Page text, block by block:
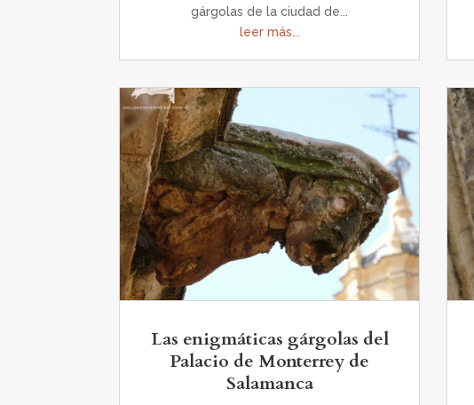
gárgolas de la ciudad de...
leer más...
Las enigmáticas gárgolas del
Palacio de Monterrey de
Salamanca